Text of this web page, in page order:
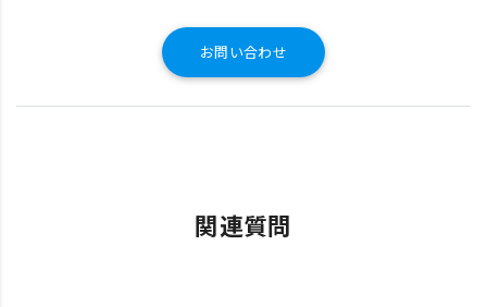
お問い合わせ
関連質問